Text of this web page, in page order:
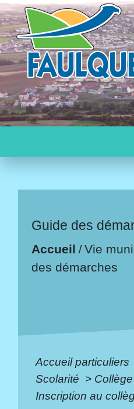
Guide des
Accueil /Vie
des démarches
Accueil particuliers
Scolarité >
Inscription au